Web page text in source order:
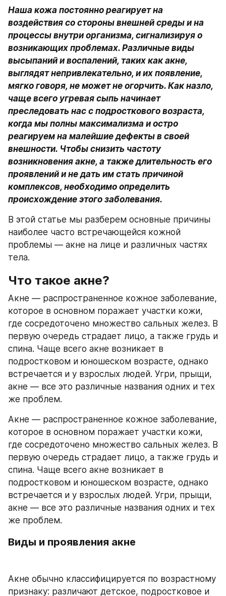
Наша кожа постоянно реагирует на
воздействия со стороны внешней среды и на
процессы внутри организма, сигнализируя о
возникающих проблемах. Различные виды
высыпаний и воспалений, таких как акне,
выглядят непривлекательно, и их появление,
мягко говоря, не может не огорчить. Как назло,
чаще всего угревая сыпь начинает
преследовать нас с подросткового возраста,
когда мы полны максимализма и остро
реагируем на малейшие дефекты в своей
внешности. Чтобы снизить частоту
возникновения акне, а также длительность его
проявлений и не дать им стать причиной
комплексов, необходимо определить
происхождение этого заболевания.
В этой статье мы разберем основные причины
наиболее часто встречающейся кожной
проблемы — акне на лице и различных частях
тела.
Что такое акне?
Акне — распространенное кожное заболевание,
которое в основном поражает участки кожи,
где сосредоточено множество сальных желез. В
первую очередь страдает лицо, а также грудь и
спина. Чаще всего акне возникает в
подростковом и юношеском возрасте, однако
встречается и у взрослых людей. Угри, прыщи,
акне — все это различные названия одних и тех
же проблем.
Акне — распространенное кожное заболевание,
которое в основном поражает участки кожи,
где сосредоточено множество сальных желез. В
первую очередь страдает лицо, а также грудь и
спина. Чаще всего акне возникает в
подростковом и юношеском возрасте, однако
встречается и у взрослых людей. Угри, прыщи,
акне — все это различные названия одних и тех
же проблем.
Виды и проявления акне
Акне обычно классифицируется по возрастному
признаку: различают детское, подростковое и